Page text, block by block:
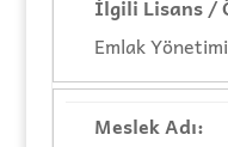
Emlak Yönetimi